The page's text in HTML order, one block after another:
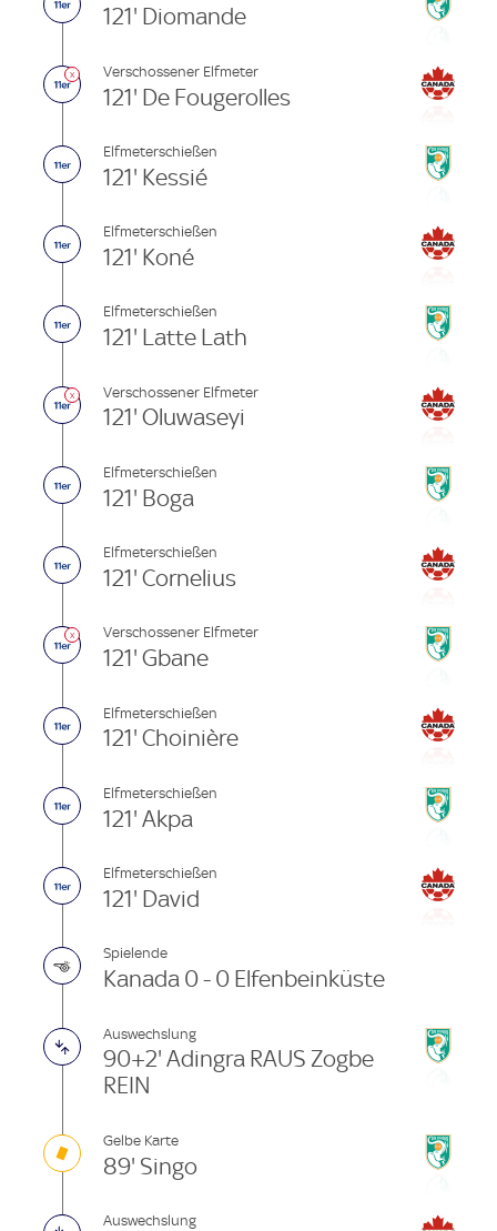
121' Diomande
Verschossener Elfmeter
121' De Fougerolles
Elfmeterschießen
121' Kessié
Elfmeterschießen
121' Koné
Elfmeterschießen
121' Latte Lath
Verschossener Elfmeter
121' Oluwaseyi
Elfmeterschießen
121' Boga
Elfmeterschießen
121' Cornelius
Verschossener Elfmeter
121' Gbane
Elfmeterschießen
121' Choinière
Elfmeterschießen
121' Akpa
Elfmeterschießen
121' David
Spielende
Kanada 0 - 0 Elfenbeinküste
Auswechslung
90+2' Adingra RAUS Zogbe
REIN
Gelbe Karte
89' Singo
Auswechslung